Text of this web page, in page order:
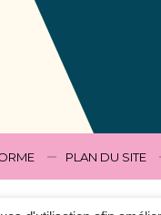
PLAN DU SITE